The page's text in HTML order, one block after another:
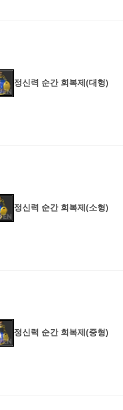
정신력 순간 회복제(대형)
정신력 순간 회복제(소형)
정신력 순간 회복제(중형)